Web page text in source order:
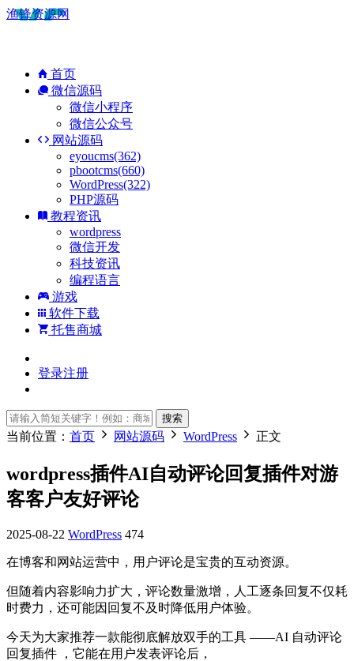
渔锋资源网
首页
微信源码
微信小程序
微信公众号
网站源码
eyoucms(362)
pbootcms(660)
WordPress(322)
PHP源码
教程资讯
wordpress
微信开发
科技资讯
编程语言
游戏
软件下载
托售商城
登录注册
搜索
当前位置： 首页 网站源码 WordPress 正文
wordpress插件AI自动评论回复插件对游
客客户友好评论
2025-08-22 WordPress 474
在博客和网站运营中，用户评论是宝贵的互动资源。
但随着内容影响力扩大，评论数量激增，人工逐条回复不仅耗
时费力，还可能因回复不及时降低用户体验。
今天为大家推荐一款能彻底解放双手的工具 ——AI 自动评论
回复插件 ，它能在用户发表评论后，